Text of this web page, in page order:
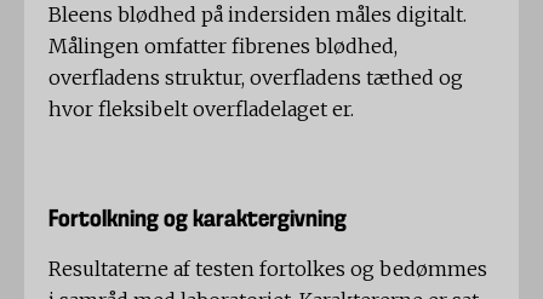
Bleens blødhed på indersiden måles digitalt.
Målingen omfatter fibrenes blødhed,
overfladens struktur, overfladens tæthed og
hvor fleksibelt overfladelaget er.
Fortolkning og karaktergivning
Resultaterne af testen fortolkes og bedømmes